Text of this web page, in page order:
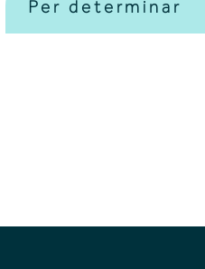
Per determinar